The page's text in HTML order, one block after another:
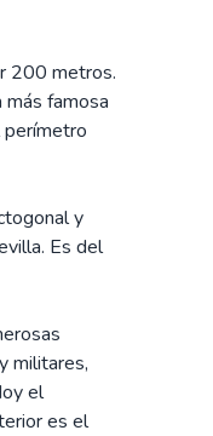
200 metros.
más famosa
y
Es del
militares,
el
es el